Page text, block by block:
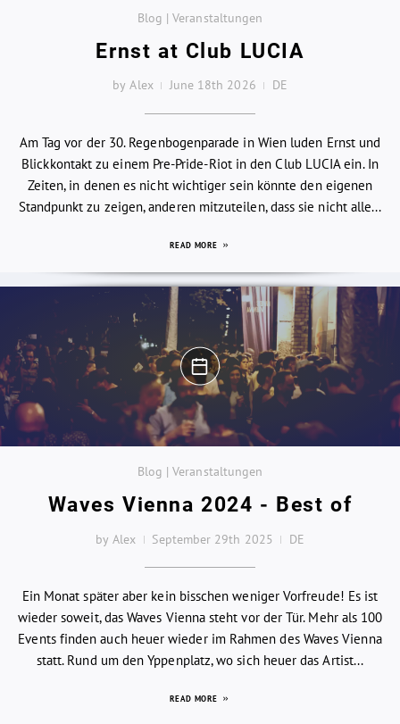
Blog | Veranstaltungen
Ernst at Club LUCIA
by Alex June 18th 2026 DE
Am Tag vor der 30. Regenbogenparade in Wien luden Ernst und
Blickkontakt zu einem Pre-Pride-Riot in den Club LUCIA ein. In
Zeiten, in denen es nicht wichtiger sein könnte den eigenen
Standpunkt zu zeigen, anderen mitzuteilen, dass sie nicht alle...
READ MORE
Blog | Veranstaltungen
Waves Vienna 2024 - Best of
by Alex September 29th 2025 DE
Ein Monat später aber kein bisschen weniger Vorfreude! Es ist
wieder soweit, das Waves Vienna steht vor der Tür. Mehr als 100
Events finden auch heuer wieder im Rahmen des Waves Vienna
statt. Rund um den Yppenplatz, wo sich heuer das Artist...
READ MORE